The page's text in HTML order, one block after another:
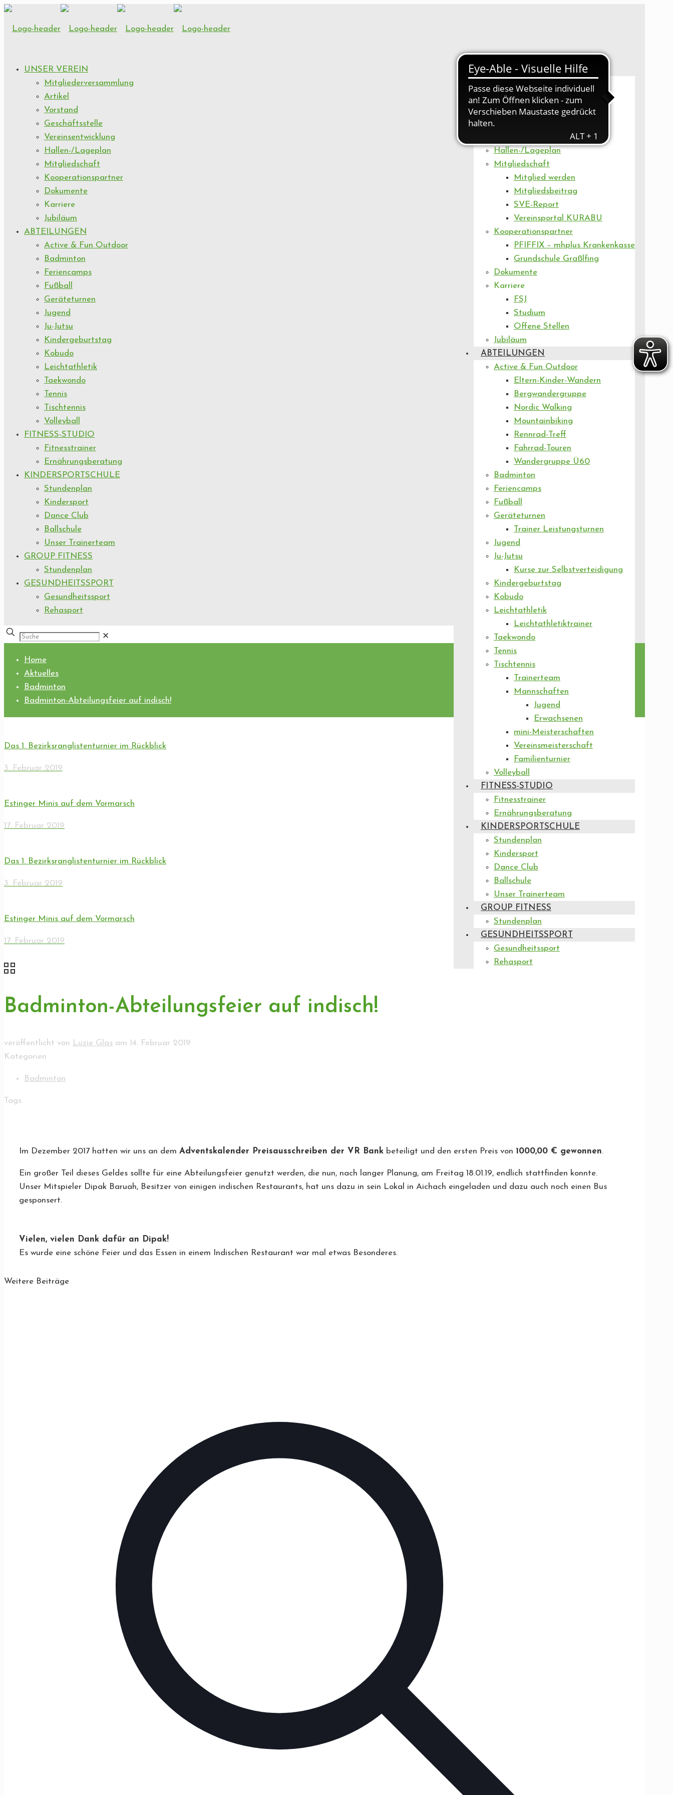
UNSER VEREIN
Artikel
Vorstand
Geschäftsstelle
Hallen-/Lageplan
Mitgliedschaft
Mitglied werden
Mitgliedsbeitrag
SVE-Report
Vereinsportal KURABU
Kooperationspartner
PFIFFIX – mhplus Krankenkasse
Grundschule Graßlfing
Dokumente
Karriere
FSJ
Studium
Offene Stellen
Jubiläum
ABTEILUNGEN
Active & Fun Outdoor
Eltern-Kinder-Wandern
Bergwandergruppe
Nordic Walking
Mountainbiking
Rennrad-Treff
Fahrrad-Touren
Wandergruppe Ü60
Badminton
Feriencamps
Fußball
Geräteturnen
Trainer Leistungsturnen
Jugend
Ju-Jutsu
Kurse zur Selbstverteidigung
Kindergeburtstag
Kobudo
Leichtathletik
Leichtathletiktrainer
Taekwondo
Tennis
Tischtennis
Trainerteam
Mannschaften
Jugend
Erwachsenen
mini-Meisterschaften
Vereinsmeisterschaft
Familienturnier
Volleyball
FITNESS-STUDIO
Fitnesstrainer
Ernährungsberatung
KINDERSPORTSCHULE
Stundenplan
Kindersport
Dance Club
Ballschule
Unser Trainerteam
GROUP FITNESS
Stundenplan
GESUNDHEITSSPORT
Gesundheitssport
Rehasport
UNSER VEREIN
Mitgliederversammlung
Artikel
Vorstand
Geschäftsstelle
Vereinsentwicklung
Hallen-/Lageplan
Mitgliedschaft
Kooperationspartner
Dokumente
Karriere
Jubiläum
ABTEILUNGEN
Active & Fun Outdoor
Badminton
Feriencamps
Fußball
Geräteturnen
Jugend
Ju-Jutsu
Kindergeburtstag
Kobudo
Leichtathletik
Taekwondo
Tennis
Tischtennis
Volleyball
FITNESS-STUDIO
Fitnesstrainer
Ernährungsberatung
KINDERSPORTSCHULE
Stundenplan
Kindersport
Dance Club
Ballschule
Unser Trainerteam
GROUP FITNESS
Stundenplan
GESUNDHEITSSPORT
Gesundheitssport
Rehasport
✕
Home
Aktuelles
Badminton
Badminton-Abteilungsfeier auf indisch!
Das 1. Bezirksranglistenturnier im Rückblick
3. Februar 2019
Estinger Minis auf dem Vormarsch
17. Februar 2019
Das 1. Bezirksranglistenturnier im Rückblick
3. Februar 2019
Estinger Minis auf dem Vormarsch
17. Februar 2019
Badminton-Abteilungsfeier auf indisch!
veröffentlicht von Luzie Glas am 14. Februar 2019
Kategorien
Badminton
Tags
Im Dezember 2017 hatten wir uns an dem Adventskalender Preisausschreiben der VR Bank beteiligt und den ersten Preis von 1000,00 € gewonnen.
Ein großer Teil dieses Geldes sollte für eine Abteilungsfeier genutzt werden, die nun, nach langer Planung, am Freitag 18.01.19, endlich stattfinden konnte.
Unser Mitspieler Dipak Baruah, Besitzer von einigen indischen Restaurants, hat uns dazu in sein Lokal in Aichach eingeladen und dazu auch noch einen Bus
gesponsert.
Vielen, vielen Dank dafür an Dipak!
Es wurde eine schöne Feier und das Essen in einem Indischen Restaurant war mal etwas Besonderes.
Weitere Beiträge